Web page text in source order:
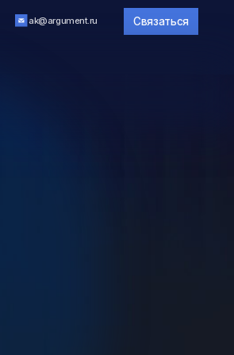
Связаться